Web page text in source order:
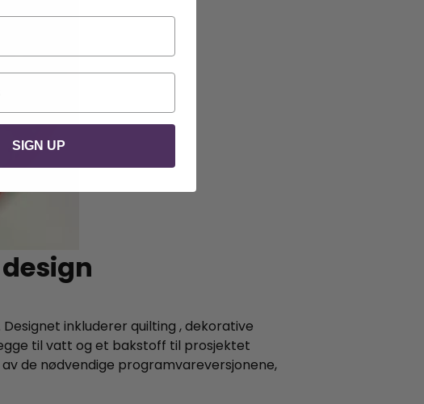
inkluderer quilting , dekorative
til vatt og et bakstoff til prosjektet
de nødvendige programvareversjonene,
SIGN UP